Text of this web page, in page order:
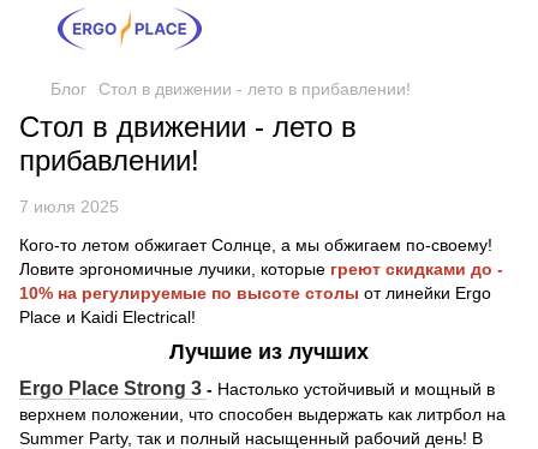
Блог Стол в движении - лето в прибавлении!
Стол в движении - лето в
прибавлении!
7 июля 2025
Кого-то летом обжигает Солнце, а мы обжигаем по-своему!
Ловите эргономичные лучики, которые греют скидками до -
10% на регулируемые по высоте столы от линейки Ergo
Place и Kaidi Electrical!
Лучшие из лучших
Ergo Place Strong 3 - Настолько устойчивый и мощный в
верхнем положении, что способен выдержать как литрбол на
Summer Party, так и полный насыщенный рабочий день! В